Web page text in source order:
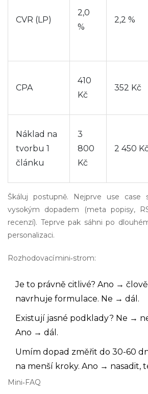
CVR (LP)
2,0
%
2,2 %
CPA
410
Kč
352 Kč
Náklad na
tvorbu 1
článku
3
800
Kč
2 450
Škáluj postupně. Nejprve use
vysokým dopadem (meta popisy,
recenzí). Teprve pak sáhni po
personalizaci.
Rozhodovací mini‑strom:
Je to právně citlivé? Ano →
navrhuje formulace. Ne → dál.
Existují jasné podklady? Ne →
Ano → dál.
Umím dopad změřit do 30-60
na menší kroky. Ano → nasadit,
Mini‑FAQ